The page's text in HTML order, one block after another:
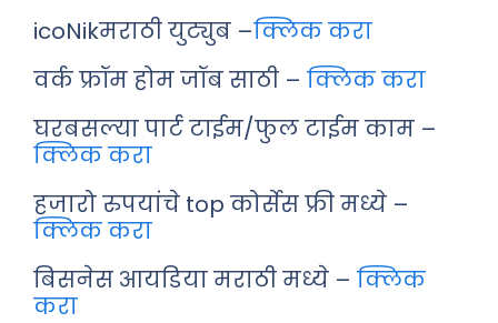
icoNikमराठी युट्युब –क्लिक करा
वर्क फ्रॉम होम जॉब साठी – क्लिक करा
घरबसल्या पार्ट टाईम/फुल टाईम काम –
क्लिक करा
हजारो रुपयांचे top कोर्सेस फ्री मध्ये –
क्लिक करा
बिसनेस आयडिया मराठी मध्ये – क्लिक
करा